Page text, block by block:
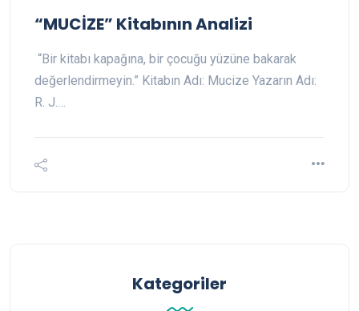
“MUCİZE” Kitabının Analizi
“Bir kitabı kapağına, bir çocuğu yüzüne bakarak
değerlendirmeyin.” Kitabın Adı: Mucize Yazarın Adı:
R. J.…
Kategoriler